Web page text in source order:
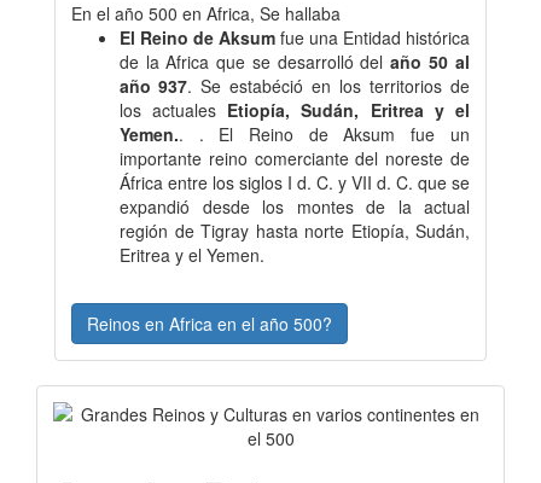
En el año 500 en Africa, Se hallaba
El Reino de Aksum fue una Entidad histórica
de la Africa que se desarrolló del año 50 al
año 937. Se estabéció en los territorios de
los actuales Etiopía, Sudán, Eritrea y el
Yemen.. . El Reino de Aksum fue un
importante reino comerciante del noreste de
África entre los siglos I d. C. y VII d. C. que se
expandió desde los montes de la actual
región de Tigray hasta norte Etiopía, Sudán,
Eritrea y el Yemen.
Reinos en Africa en el año 500?